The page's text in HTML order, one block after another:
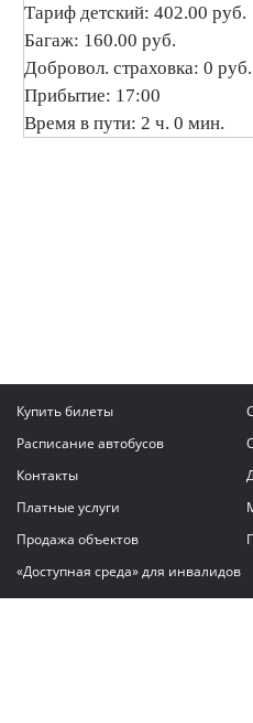
Тариф детский: 402.00 руб.
Багаж: 160.00 руб.
Добровол. страховка: 0 руб.
Прибытие: 17:00
Время в пути: 2 ч. 0 мин.
Купить билеты
Расписание автобусов
Контакты
Платные услуги
Продажа объектов
«Доступная среда» для инвалидов